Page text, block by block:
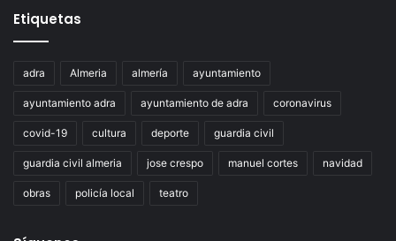
Etiquetas
adra Almeria almería ayuntamiento
ayuntamiento adra ayuntamiento de adra coronavirus
covid-19 cultura deporte guardia civil
guardia civil almeria jose crespo manuel cortes navidad
obras policía local teatro